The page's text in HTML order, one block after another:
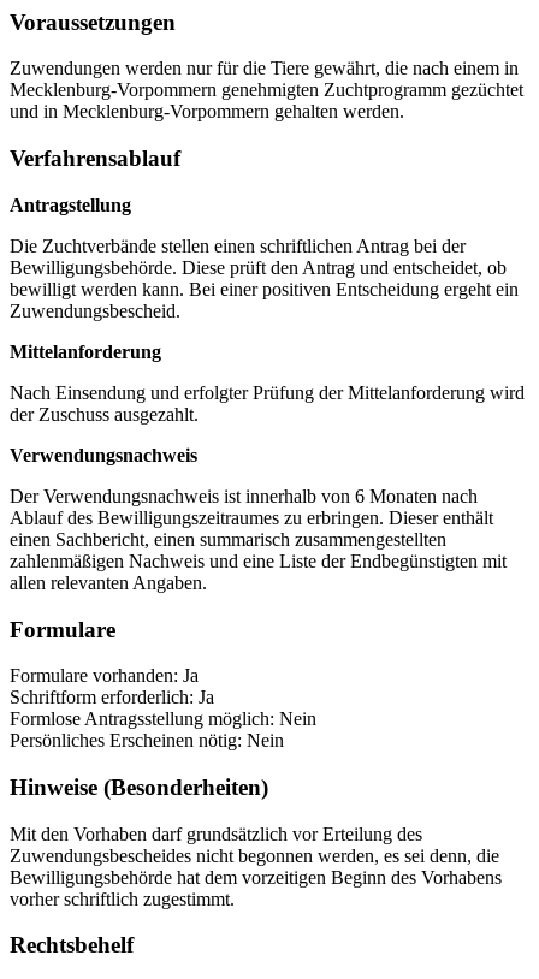
Voraussetzungen
Zuwendungen werden nur für die Tiere gewährt, die nach einem in
Mecklenburg-Vorpommern genehmigten Zuchtprogramm gezüchtet
und in Mecklenburg-Vorpommern gehalten werden.
Verfahrensablauf
Antragstellung
Die Zuchtverbände stellen einen schriftlichen Antrag bei der
Bewilligungsbehörde. Diese prüft den Antrag und entscheidet, ob
bewilligt werden kann. Bei einer positiven Entscheidung ergeht ein
Zuwendungsbescheid.
Mittelanforderung
Nach Einsendung und erfolgter Prüfung der Mittelanforderung wird
der Zuschuss ausgezahlt.
Verwendungsnachweis
Der Verwendungsnachweis ist innerhalb von 6 Monaten nach
Ablauf des Bewilligungszeitraumes zu erbringen. Dieser enthält
einen Sachbericht, einen summarisch zusammengestellten
zahlenmäßigen Nachweis und eine Liste der Endbegünstigten mit
allen relevanten Angaben.
Formulare
Formulare vorhanden: Ja
Schriftform erforderlich: Ja
Formlose Antragsstellung möglich: Nein
Persönliches Erscheinen nötig: Nein
Hinweise (Besonderheiten)
Mit den Vorhaben darf grundsätzlich vor Erteilung des
Zuwendungsbescheides nicht begonnen werden, es sei denn, die
Bewilligungsbehörde hat dem vorzeitigen Beginn des Vorhabens
vorher schriftlich zugestimmt.
Rechtsbehelf